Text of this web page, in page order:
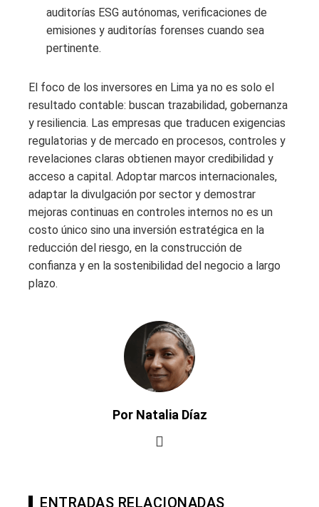
auditorías ESG autónomas, verificaciones de
emisiones y auditorías forenses cuando sea
pertinente.
El foco de los inversores en Lima ya no es solo el
resultado contable: buscan trazabilidad, gobernanza
y resiliencia. Las empresas que traducen exigencias
regulatorias y de mercado en procesos, controles y
revelaciones claras obtienen mayor credibilidad y
acceso a capital. Adoptar marcos internacionales,
adaptar la divulgación por sector y demostrar
mejoras continuas en controles internos no es un
costo único sino una inversión estratégica en la
reducción del riesgo, en la construcción de
confianza y en la sostenibilidad del negocio a largo
plazo.
Por Natalia Díaz
ENTRADAS RELACIONADAS